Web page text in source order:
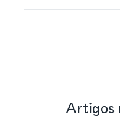
Artigos